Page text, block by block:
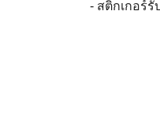
- สติกเกอร์